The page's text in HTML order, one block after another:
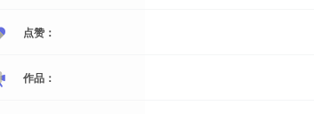
点赞：
作品：